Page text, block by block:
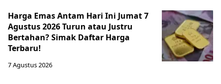
Harga Emas Antam Hari Ini Jumat 7
Agustus 2026 Turun atau Justru
Bertahan? Simak Daftar Harga
Terbaru!
7 Agustus 2026